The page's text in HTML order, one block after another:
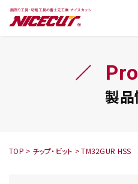
旋盤工具シリーズ
シリーズ
オーダー品依頼
フェイス・ショルダーシリ
トラブルシューティング
ロックピンの逆ジメに注意
製
TOP > チップ・ビット >TM32GUR HSS